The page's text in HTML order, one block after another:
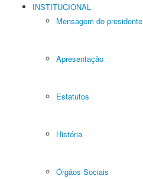
INSTITUCIONAL
Mensagem do presidente
Apresentação
Estatutos
História
Órgãos Sociais